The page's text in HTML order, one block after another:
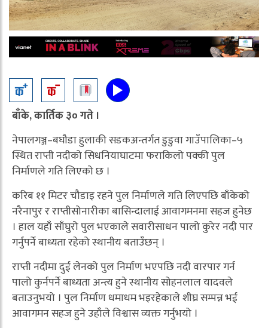
बाँके, कार्तिक ३० गते ।
नेपालगञ्ज–बघौडा हुलाकी सडकअन्तर्गत डुडुवा गाउँपालिका–५
स्थित राप्ती नदीको सिधनियाघाटमा फराकिलो पक्की पुल
निर्माणले गति लिएको छ ।
करिब ११ मिटर चौडाइ रहने पुल निर्माणले गति लिएपछि बाँकेको
नरैनापुर र राप्तीसोनारीका बासिन्दालाई आवागमनमा सहज हुनेछ
। हाल यहाँ साँघुरो पुल भएकाले सवारीसाधन पालो कुरेर नदी पार
गर्नुपर्ने बाध्यता रहेको स्थानीय बताउँछन् ।
राप्ती नदीमा दुई लेनको पुल निर्माण भएपछि नदी वारपार गर्न
पालो कुर्नपर्ने बाध्यता अन्त्य हुने स्थानीय सोहनलाल यादवले
बताउनुभयो । पुल निर्माण धमाधम भइरहेकाले शीघ्र सम्पन्न भई
आवागमन सहज हुने उहाँले विश्वास व्यक्त गर्नुभयो ।